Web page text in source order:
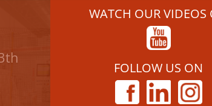
WATCH OUR VIDEOS
FOLLOW US ON